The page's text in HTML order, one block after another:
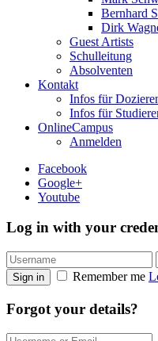
Bernhard
Dirk
Guest Artists
Schulleitung
Absolventen
Kontakt
Infos für
Infos für
OnlineCampus
Anmelden
Facebook
Google+
Youtube
Log in with your
Sign in Remember me
Forgot your details?